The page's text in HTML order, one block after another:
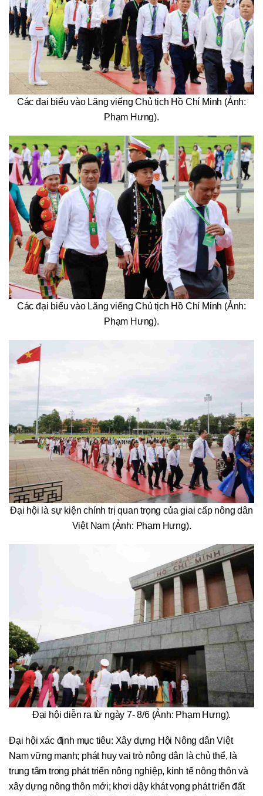
Các đại biểu vào Lăng viếng Chủ tịch Hồ Chí Minh (Ảnh:
Phạm Hưng).
Các đại biểu vào Lăng viếng Chủ tịch Hồ Chí Minh (Ảnh:
Phạm Hưng).
Đại hội là sự kiện chính trị quan trọng của giai cấp nông dân
Việt Nam (Ảnh: Phạm Hưng).
Đại hội diễn ra từ ngày 7- 8/6 (Ảnh: Phạm Hưng).
Đại hội xác định mục tiêu: Xây dựng Hội Nông dân Việt
Nam vững mạnh; phát huy vai trò nông dân là chủ thể, là
trung tâm trong phát triển nông nghiệp, kinh tế nông thôn và
xây dựng nông thôn mới; khơi dậy khát vọng phát triển đất